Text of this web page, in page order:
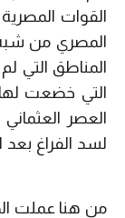
القوات
المناطق التي
التي خضعت
العصر العثماني
لسد الفراغ
من هنا عملت